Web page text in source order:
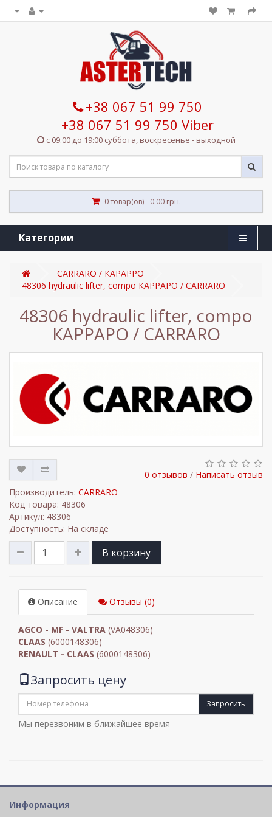
+38 067 51 99 750
+38 067 51 99 750 Viber
с 09:00 до 19:00 суббота, воскресенье - выходной
0 товар(ов) - 0.00 грн.
Категории
CARRARO / КАРАРРО
48306 hydraulic lifter, compo КАРРАРО / CARRARO
48306 hydraulic lifter, compo
КАРРАРО / CARRARO
0 отзывов / Написать отзыв
Производитель: CARRARO
Код товара: 48306
Артикул: 48306
Доступность: На складе
В корзину
Описание Отзывы (0)
AGCO - MF - VALTRA (VA048306)
CLAAS (6000148306)
RENAULT - CLAAS (6000148306)
Запросить цену
Запросить
Мы перезвоним в ближайшее время
Информация